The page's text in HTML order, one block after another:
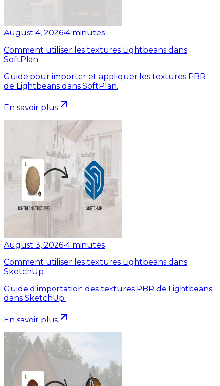
August 4, 2026•4 minutes
Comment utiliser les textures Lightbeans dans
SoftPlan
Guide pour importer et appliquer les textures PBR
de Lightbeans dans SoftPlan.
En savoir plus
August 3, 2026•4 minutes
Comment utiliser les textures Lightbeans dans
SketchUp
Guide d'importation des textures PBR de Lightbeans
dans SketchUp.
En savoir plus